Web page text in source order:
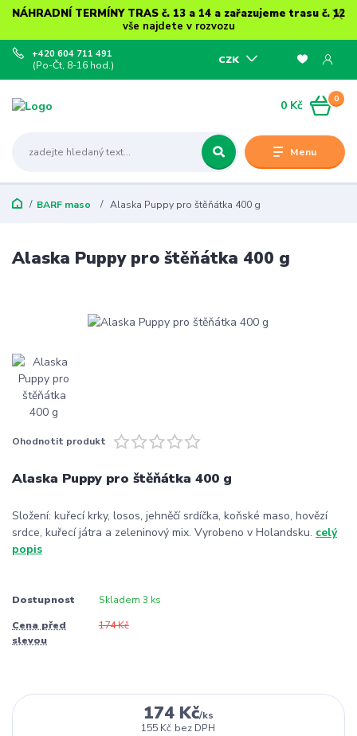
NÁHRADNÍ TERMÍNY TRAS č. 13 a 14 a zařazujeme trasu č. 12
vše najdete v rozvozu
Menu
CZK
+420 604 711 491
(Po-Čt, 8-16 hod.)
0
0 Kč
BARF maso Alaska Puppy pro štěňátka 400 g
Alaska Puppy pro štěňátka 400 g
Ohodnotit produkt
Alaska Puppy pro štěňátka 400 g
Složení: kuřecí krky, losos, jehněčí srdíčka, koňské maso, hovězí
srdce, kuřecí játra a zeleninový mix. Vyrobeno v Holandsku. celý
popis
Dostupnost Skladem 3 ks
Cena před
slevou
174 Kč
174 Kč/ks
155 Kč bez DPH